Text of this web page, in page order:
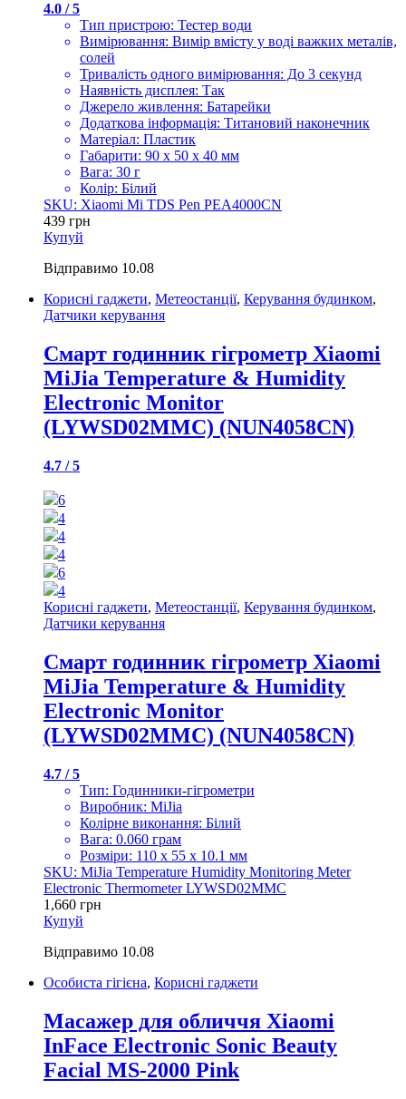
4.0 / 5
Тип пристрою: Тестер води
Вимірювання: Вимір вмісту у воді важких металів,
солей
Тривалість одного вимірювання: До 3 секунд
Наявність дисплея: Так
Джерело живлення: Батарейки
Додаткова інформація: Титановий наконечник
Матеріал: Пластик
Габарити: 90 x 50 x 40 мм
Вага: 30 г
Колір: Білий
SKU: Xiaomi Mi TDS Pen PEA4000CN
439 грн
Купуй
Відправимо 10.08
Корисні гаджети, Метеостанції, Керування будинком,
Датчики керування
Смарт годинник гігрометр Xiaomi
MiJia Temperature & Humidity
Electronic Monitor
(LYWSD02MMC) (NUN4058CN)
4.7 / 5
6
4
4
4
6
4
Корисні гаджети, Метеостанції, Керування будинком,
Датчики керування
Смарт годинник гігрометр Xiaomi
MiJia Temperature & Humidity
Electronic Monitor
(LYWSD02MMC) (NUN4058CN)
4.7 / 5
Тип: Годинники-гігрометри
Виробник: MiJia
Колірне виконання: Білий
Вага: 0.060 грам
Розміри: 110 х 55 х 10.1 мм
SKU: MiJia Temperature Humidity Monitoring Meter
Electronic Thermometer LYWSD02MMC
1,660 грн
Купуй
Відправимо 10.08
Особиста гігієна, Корисні гаджети
Масажер для обличчя Xiaomi
InFace Electronic Sonic Beauty
Facial MS-2000 Pink